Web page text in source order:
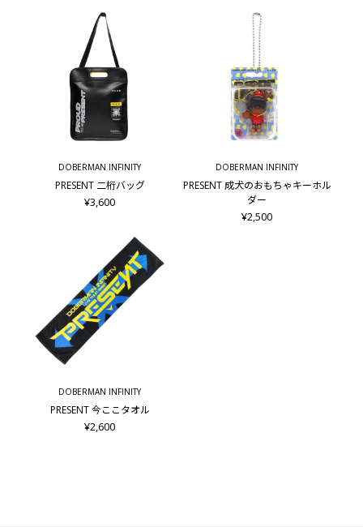
DOBERMAN INFINITY
PRESENT 二桁バッグ
¥3,600
DOBERMAN INFINITY
PRESENT 成犬のおもちゃキーホル
ダー
¥2,500
DOBERMAN INFINITY
PRESENT 今ここタオル
¥2,600